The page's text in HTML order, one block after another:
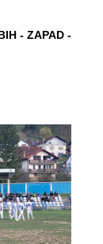
- ZAPAD -